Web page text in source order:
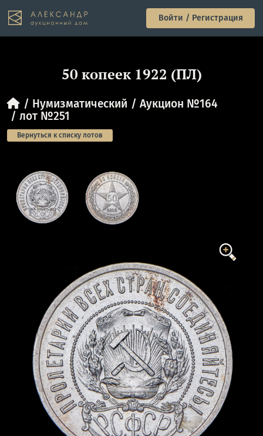
Войти / Регистрация
50 копеек 1922 (ПЛ)
Нумизматический
Аукцион №164
лот №251
Вернуться к списку лотов